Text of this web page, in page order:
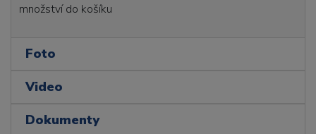
množství do košíku
Foto
Video
Dokumenty